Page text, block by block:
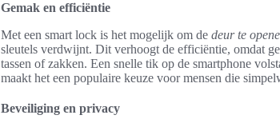
Gemak en efficiëntie
Met een smart lock is het mogelijk om de deur te
sleutels verdwijnt. Dit verhoogt de efficiëntie, omdat
tassen of zakken. Een snelle tik op de smartphone
maakt het een populaire keuze voor mensen die
Beveiliging en privacy